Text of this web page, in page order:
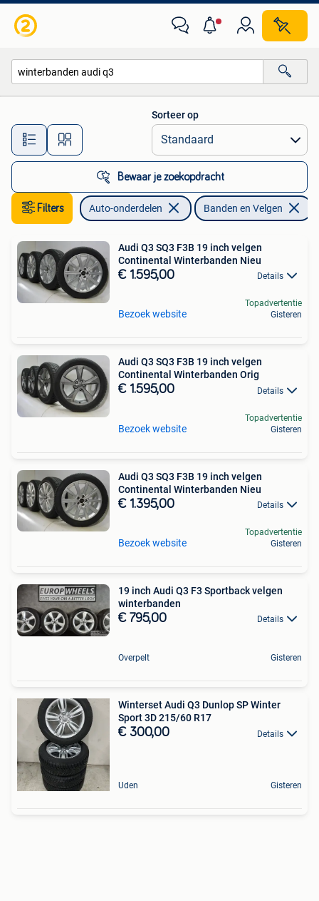
Alle afstanden…
Sorteer op
Bewaar je zoekopdracht
Filters Auto-onderdelen Banden en Velgen
Audi Q3 SQ3 F3B 19 inch velgen
Continental Winterbanden Nieu
€ 1.595,00 Details
Bezoek website
Topadvertentie
Gisteren
Audi Q3 SQ3 F3B 19 inch velgen
Continental Winterbanden Orig
€ 1.595,00 Details
Bezoek website
Topadvertentie
Gisteren
Audi Q3 SQ3 F3B 19 inch velgen
Continental Winterbanden Nieu
€ 1.395,00 Details
Bezoek website
Topadvertentie
Gisteren
19 inch Audi Q3 F3 Sportback velgen
winterbanden
€ 795,00 Details
Overpelt Gisteren
Winterset Audi Q3 Dunlop SP Winter
Sport 3D 215/60 R17
€ 300,00 Details
Uden Gisteren